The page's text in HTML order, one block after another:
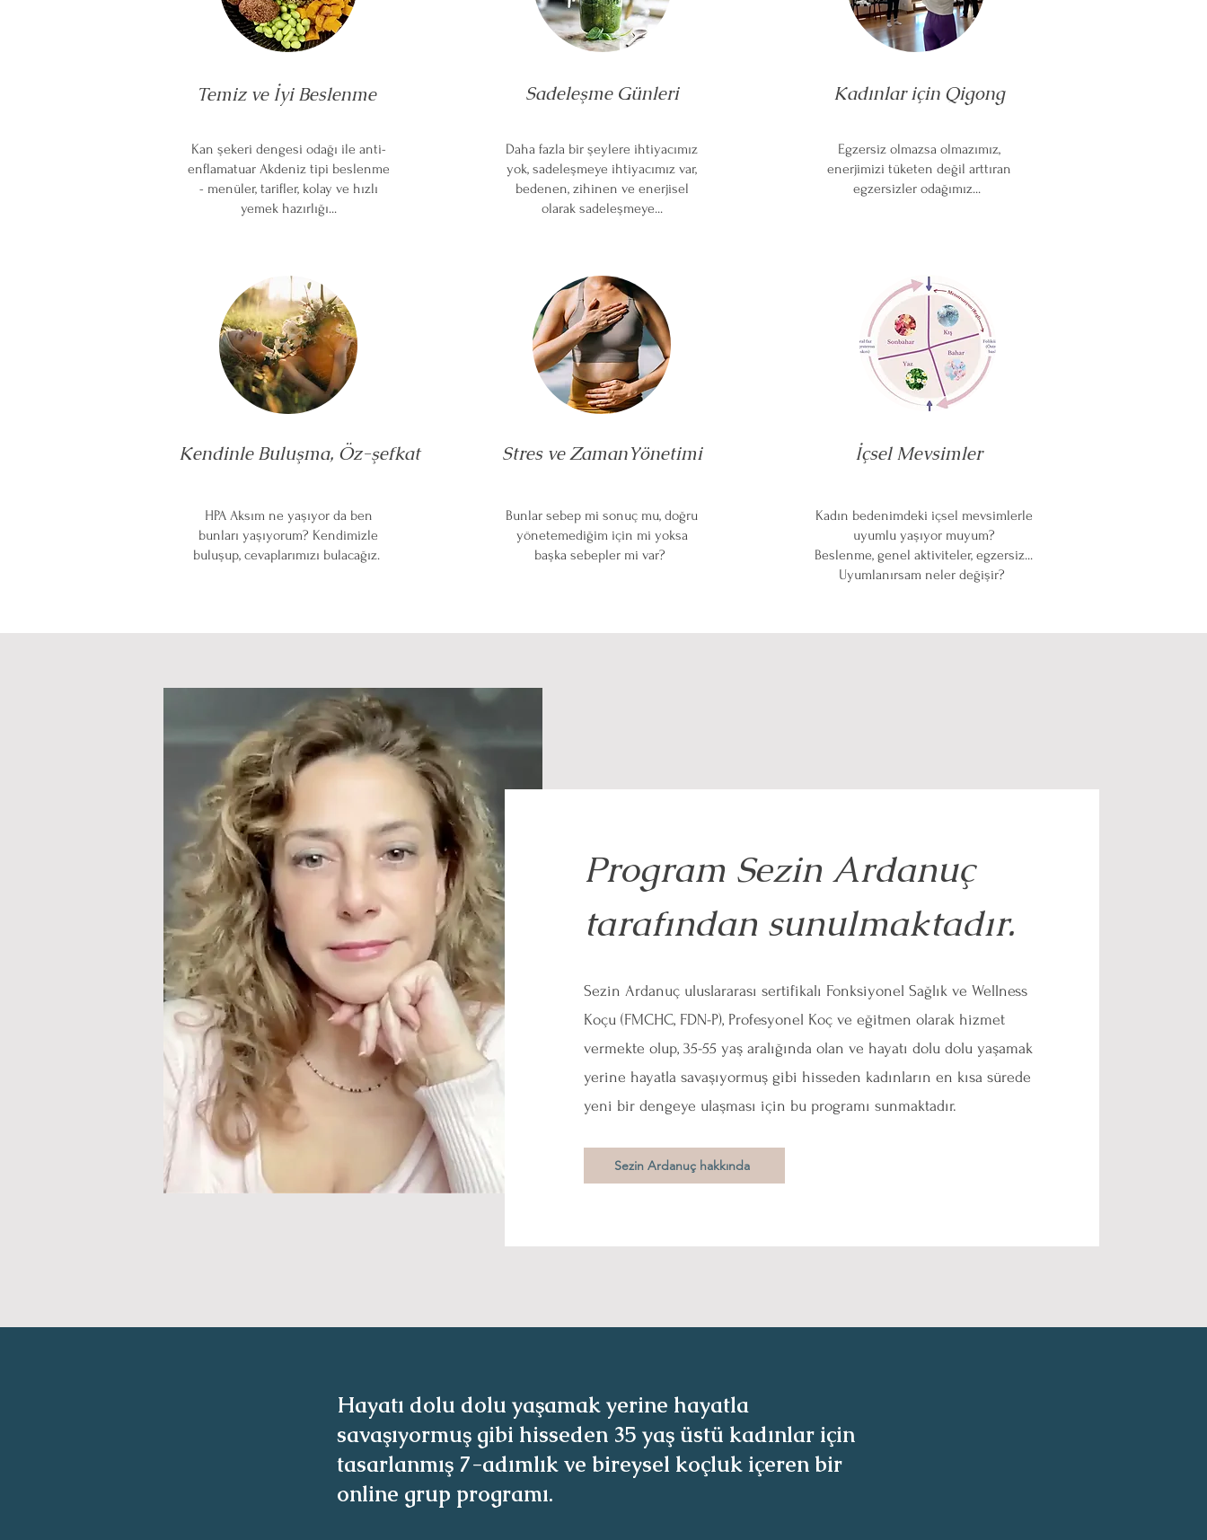
Temiz ve İyi Beslenme
Kan şekeri dengesi odağı ile anti-
enflamatuar Akdeniz tipi beslenme
- menüler, tarifler, kolay ve hızlı
yemek hazırlığı...
Kendinle Buluşma, Öz-şefkat
HPA Aksım ne yaşıyor da ben
bunları yaşıyorum? Kendimizle
buluşup, cevaplarımızı bulacağız.
Sadeleşme Günleri
Daha fazla bir şeylere ihtiyacımız
yok, sadeleşmeye ihtiyacımız var,
bedenen, zihinen ve enerjisel
olarak sadeleşmeye...
Stres ve ZamanYönetimi
Bunlar sebep mi sonuç mu, doğru
yönetemediğim için mi yoksa
başka sebepler mi var?
Kadınlar için Qigong
Egzersiz olmazsa olmazımız,
enerjimizi tüketen değil arttıran
egzersizler odağımız...
İçsel Mevsimler
Kadın bedenimdeki içsel mevsimlerle
uyumlu yaşıyor muyum?
Beslenme, genel aktiviteler, egzersiz...
Uyumlanırsam neler değişir?
Program Sezin Ardanuç
tarafından sunulmaktadır.
Sezin Ardanuç uluslararası sertifikalı Fonksiyonel Sağlık ve Wellness
Koçu (FMCHC, FDN-P), Profesyonel Koç ve eğitmen olarak hizmet
vermekte olup, 35-55 yaş aralığında olan ve hayatı dolu dolu yaşamak
yerine hayatla savaşıyormuş gibi hisseden kadınların en kısa sürede
yeni bir dengeye ulaşması için bu programı sunmaktadır.
Sezin Ardanuç hakkında
Hayatı dolu dolu yaşamak yerine hayatla
savaşıyormuş gibi hisseden 35 yaş üstü kadınlar için
tasarlanmış 7-adımlık ve bireysel koçluk içeren bir
online grup programı.